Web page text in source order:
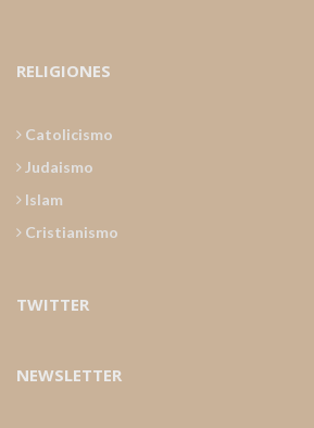
RELIGIONES
Catolicismo
Judaismo
Islam
Cristianismo
TWITTER
NEWSLETTER